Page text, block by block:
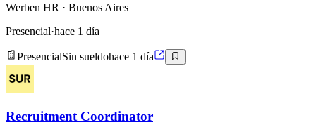
Werben HR · Buenos Aires
Presencial·hace 1 día
PresencialSin sueldohace 1 día
Recruitment Coordinator